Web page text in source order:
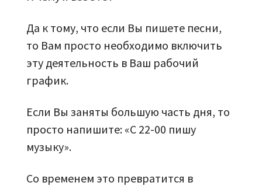
Да к тому, что если Вы пишете песни,
то Вам просто необходимо включить
эту деятельность в Ваш рабочий
график.
Если Вы заняты большую часть дня, то
просто напишите: «С 22-00 пишу
музыку».
Со временем это превратится в